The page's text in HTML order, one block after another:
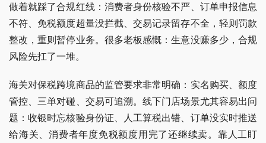
做着就踩了合规红线：消费者身份核验不严、订单申报信息
不符、免税额度超量没拦截、交易记录留存不全，轻则罚款
整改，重则暂停业务。很多老板感慨：生意没赚多少，合规
风险先扛了一堆。
海关对保税跨境商品的监管要求非常明确：实名购买、额度
管控、三单对碰、交易可追溯。线下门店场景尤其容易出问
题：收银时忘核验身份证、人工算税出错、订单没实时推送
给海关、消费者年度免税额度用完了还继续卖。靠人工盯